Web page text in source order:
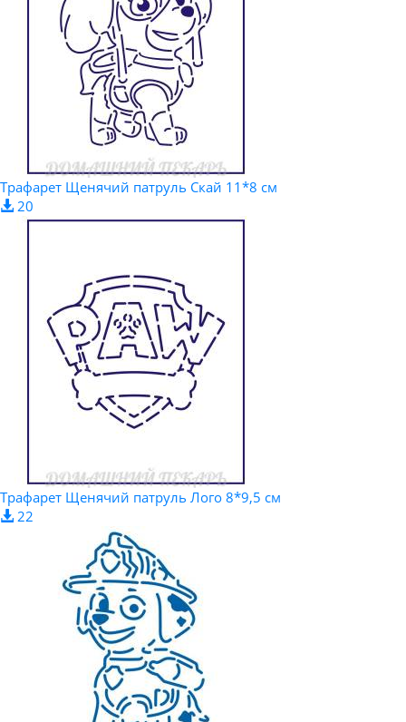
Трафарет Щенячий патруль Скай 11*8 см
20
Трафарет Щенячий патруль Лого 8*9,5 см
22